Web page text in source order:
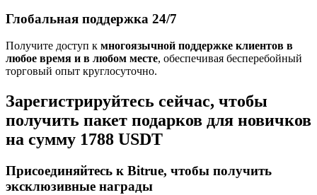
Глобальная поддержка 24/7
Получите доступ к многоязычной поддержке клиентов в
любое время и в любом месте, обеспечивая бесперебойный
торговый опыт круглосуточно.
Зарегистрируйтесь сейчас, чтобы
получить пакет подарков для новичков
на сумму 1788 USDT
Присоединяйтесь к Bitrue, чтобы получить
эксклюзивные награды